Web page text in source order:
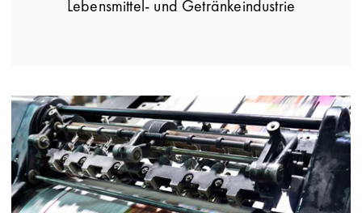
Lebensmittel- und Getränkeindustrie